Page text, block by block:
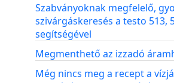
Szabványoknak megfelelő,
szivárgáskeresés a testo 513,
segítségével
Megmenthető az izzadó
Még nincs meg a recept a